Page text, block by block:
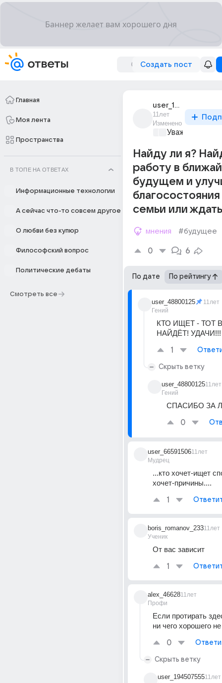
Создать пост
Главная
Моя лента
Пространства
В ТОПЕ НА ОТВЕТАХ
Информационные технологии
А сейчас что-то совсем другое
О любви без купюр
Философский вопрос
Политические дебаты
Смотреть все
user_194507555
11лет
Изменено
Уважаемый
Найду ли я?
работу в
будущем и
семьи или
мнения #будущее
0 6
По дате По рейтингу
user_48800125
Гений
11лет
КТО ИЩЕТ - ТОТ
НАЙДЁТ! УДАЧИ!!!
1
Скрыть ветку
user_48800125
Гений
11лет
СПАСИБО ЗА
0
user_66591506
Мудрец
11лет
...кто хочет-ищет
хочет-причины....
1
boris_romanov_233
Ученик
11лет
От вас зависит
1
alex_46628
Профи
11лет
Если протирать
ни чего хорошего
0
Скрыть ветку
user_19450755511лет